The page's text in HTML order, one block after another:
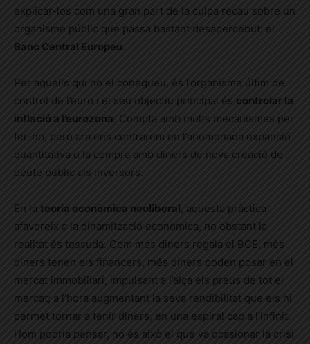
explicar-los com una gran part de la culpa recau sobre un
organisme públic que passa bastant desapercebut: el
Banc Central Europeu
Per aquells qui no el conegueu, és l’organisme últim de
control de l’euro i el seu objectiu principal és controlar la
inflació a l’eurozona . Compta amb molts mecanismes per
fer-ho, però ara ens centrarem en l’anomenada expansió
quantitativa o la compra amb diners de nova creació de
deute públic als inversors.
En la teoria econòmica neoliberal , aquesta pràctica
afavoreix a la dinamització econòmica, no obstant la
realitat és tossuda. Com més diners regala el BCE, més
diners tenen els financers, més diners poden posar en el
mercat immobiliari, impulsant a l’alça els preus de tot el
mercat; a l’hora augmentant la seva rendibilitat que els hi
permet tornar a tenir diners, en una espiral cap a l’infinit.
Hom podria pensar, no és això el que va ocasionar la crisi